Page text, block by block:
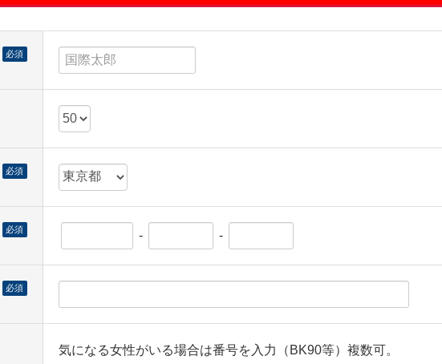
必須
必須
必須 - -
必須
気になる女性がいる場合は番号を入力（BK90等）複数可。